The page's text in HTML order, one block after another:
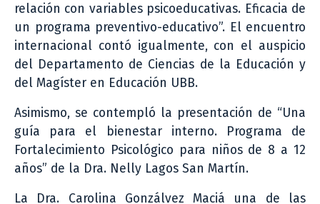
relación con variables psicoeducativas. Eficacia de
un programa preventivo-educativo”. El encuentro
internacional contó igualmente, con el auspicio
del Departamento de Ciencias de la Educación y
del Magíster en Educación UBB.
Asimismo, se contempló la presentación de “Una
guía para el bienestar interno. Programa de
Fortalecimiento Psicológico para niños de 8 a 12
años” de la Dra. Nelly Lagos San Martín.
La Dra. Carolina Gonzálvez Maciá una de las